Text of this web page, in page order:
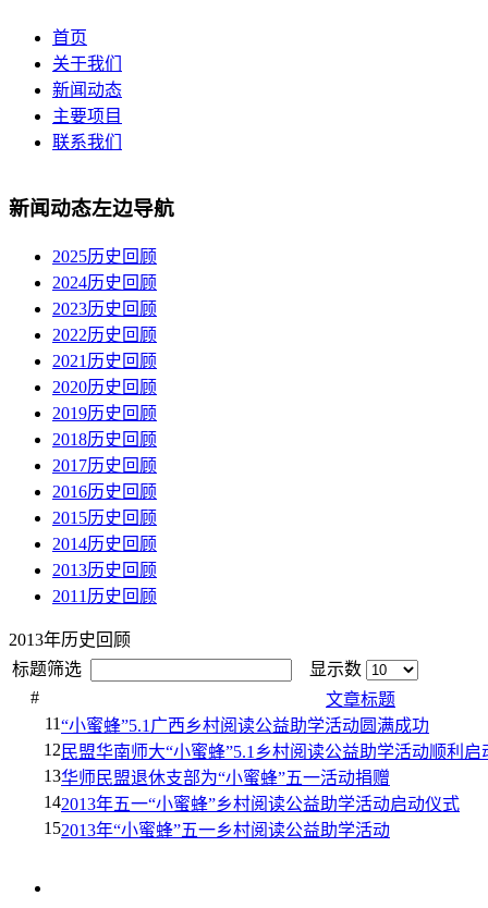
首页
关于我们
新闻动态
主要项目
联系我们
新闻动态左边导航
2025历史回顾
2024历史回顾
2023历史回顾
2022历史回顾
2021历史回顾
2020历史回顾
2019历史回顾
2018历史回顾
2017历史回顾
2016历史回顾
2015历史回顾
2014历史回顾
2013历史回顾
2011历史回顾
2013年历史回顾
标题筛选
显示数
#
文章标题
11“小蜜蜂”5.1广西乡村阅读公益助学活动圆满成功
12 民盟华南师大“小蜜蜂”5.1乡村阅读公益助学活动顺利启
13华师民盟退休支部为“小蜜蜂”五一活动捐赠
142013年五一“小蜜蜂”乡村阅读公益助学活动启动仪式
152013年“小蜜蜂”五一乡村阅读公益助学活动